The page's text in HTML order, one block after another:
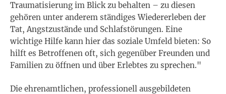
Traumatisierung im Blick zu behalten – zu diesen
gehören unter anderem ständiges Wiedererleben der
Tat, Angstzustände und Schlafstörungen. Eine
wichtige Hilfe kann hier das soziale Umfeld bieten: So
hilft es Betroffenen oft, sich gegenüber Freunden und
Familien zu öffnen und über Erlebtes zu sprechen."
Die ehrenamtlichen, professionell ausgebildeten